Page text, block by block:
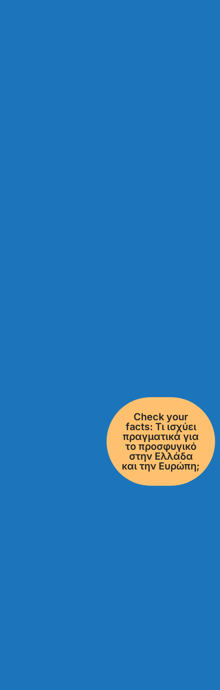
Check your
facts: Τι ισχύει
πραγματικά για
το προσφυγικό
στην Ελλάδα
και την Ευρώπη;